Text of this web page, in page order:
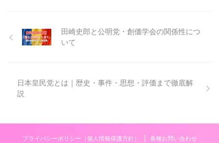
田崎史郎と公明党・創価学会の関係性につ
いて
日本皇民党とは｜歴史・事件・思想・評価まで徹底解
説
プライバシーポリシー（個人情報保護方針） 各種お問い合わせ